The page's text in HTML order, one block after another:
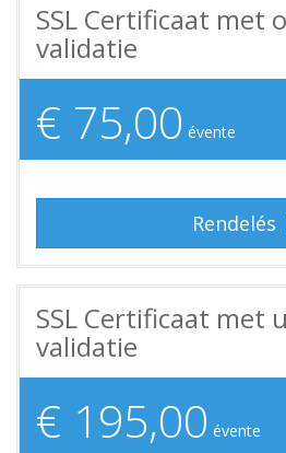
SSL Certificaat met
validatie
€ 75,00 évente
Rendelés
SSL Certificaat met
validatie
€ 195,00 évente